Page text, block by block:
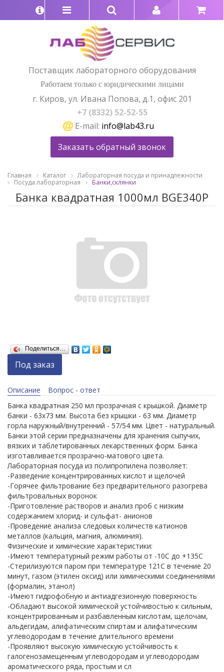
Поставщик лабораторного оборудования
Работаем только с юридическими лицами
г. Киров, ул. Ивана Попова, д.1, офис 201
+7 (8332) 52-52-55
E-mail: info@lab43.ru
Заказать обратный звонок
Главная Каталог
Лабораторная посуда и принадлежности
Посуда лабораторная
Банки,склянки
Банка квадратная 1000мл BGE340P
Поделиться…
Под заказ
Описание
Вопрос - ответ
Банка квадратная 250 мл прозрачная с крышкой. Диаметр
банки - 63x73 мм. Высота без крышки - 63 мм. Диаметр
горла наружный/внутренний - 57/54 мм. Цвет - натуральный.
Банки этой серии предназначены для хранения сыпучих,
вязких и таблетированных лекарственных форм. Банка
изготавливается прозрачно-матового цвета.
Лабораторная посуда из полипропилена позволяет:
-Разведение концентрированных кислот и щелочей
-Горячее фильтрование без предварительного разогрева
фильтровальных воронок
-Приготовление растворов и анализ проб с низким
содержанием хлорид- и сульфат- анионов
-Проведение анализа следовых количеств катионов
металлов (кальция, магния, алюминия).
Физические и химические характеристики:
-Имеют температурный режим работы от -10С до +135С
-Стерилизуются паром при температуре 121С в течение 20
минут, газом (этилен оксид) или химическими соединениями
(формалин, этанол)
-Имеют гидрофобную и антиадгезионную поверхность
-Обладают высокой химической устойчивостью к сильным,
концентрированным и разбавленным кислотам, щелочам,
альдегидам, алифатическим спиртам и алифатическим
углеводородам в течение длительного времени
-Проявляют высокую химическую устойчивость к
галогенозамещенным углеводородам и углеводородам
ароматического ряда, простым и сл